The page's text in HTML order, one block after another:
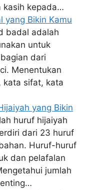
kasih kepada…
yang Bikin Kamu
badal adalah
untuk
dari
Menentukan
kata sifat, kata
yang Bikin
huruf hijaiyah
dari 23 huruf
Huruf-huruf
dan pelafalan
jumlah